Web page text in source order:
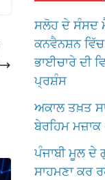
ਸਲੋਹ ਦੇ ਸੰਸਦ
ਕਨਵੈਨਸ਼ਨ
ਭਾਈਚਾਰੇ ਦੀ
ਪ੍ਰਸ਼ੰਸ
ਅਕਾਲ ਤਖ਼ਤ
ਬੇਰਹਿਮ
ਪੰਜਾਬੀ ਮੂਲ ਦੇ
ਸਾਹਮਣਾ ਕਰ